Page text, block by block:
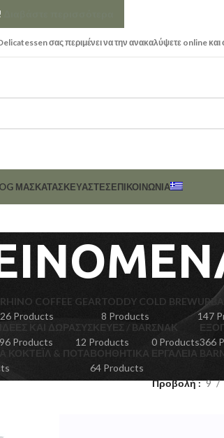
σας περιμένει να την ανακαλύψετε online και
ΜΑΣΚΑΤΑΣΚΕΥΑΣΤΈΣΕΠΙΚΟΙΝΩΝΊΑ
RHINO COFFEE GEAR
26 Products
TODDY COLD BREW
8 Products
147
ΙΔΈΕΣ ΚΑΙ ΔΏΡΑ
96 Products
ΣΥΣΚΕΥΈΣ / BAR
12 Products
ΣΝΑΚ
0 Products366
ΚΟΚΤΈΙΛ & ΠΟΤΆΒΟΗΘΗΤΙΚΆ ΕΡΓΑΛΕΊΑ
64 Products
Προβολή 9